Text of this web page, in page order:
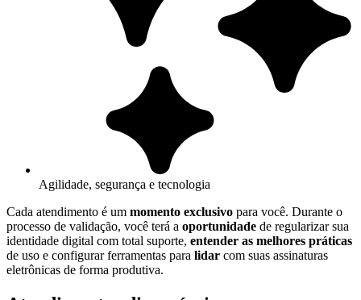
Agilidade, segurança e tecnologia
Cada atendimento é um momento exclusivo para você. Durante o
processo de validação, você terá a oportunidade de regularizar sua
identidade digital com total suporte, entender as melhores práticas
de uso e configurar ferramentas para lidar com suas assinaturas
eletrônicas de forma produtiva.